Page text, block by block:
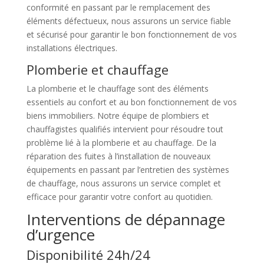
conformité en passant par le remplacement des
éléments défectueux, nous assurons un service fiable
et sécurisé pour garantir le bon fonctionnement de vos
installations électriques.
Plomberie et chauffage
La plomberie et le chauffage sont des éléments
essentiels au confort et au bon fonctionnement de vos
biens immobiliers. Notre équipe de plombiers et
chauffagistes qualifiés intervient pour résoudre tout
problème lié à la plomberie et au chauffage. De la
réparation des fuites à l’installation de nouveaux
équipements en passant par l’entretien des systèmes
de chauffage, nous assurons un service complet et
efficace pour garantir votre confort au quotidien.
Interventions de dépannage
d’urgence
Disponibilité 24h/24